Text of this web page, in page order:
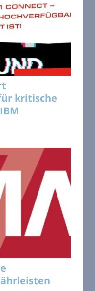
kritische